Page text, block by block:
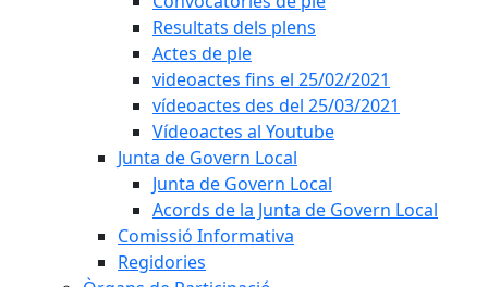
Resultats dels plens
Actes de ple
videoactes fins el 25/02/2021
vídeoactes des del 25/03/2021
Vídeoactes al Youtube
Junta de Govern Local
Junta de Govern Local
Acords de la Junta de Govern Local
Comissió Informativa
Regidories